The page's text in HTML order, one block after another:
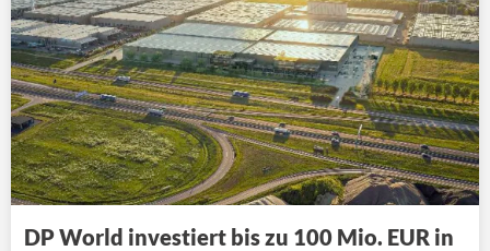
DP World investiert bis zu 100 Mio. EUR in